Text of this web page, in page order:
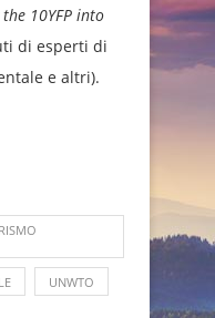
10YFP into
di esperti di
e altri).
UNWTO